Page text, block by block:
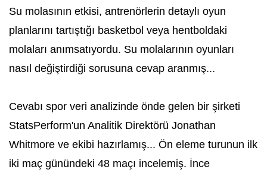
Su molasının etkisi, antrenörlerin detaylı oyun
planlarını tartıştığı basketbol veya hentboldaki
molaları anımsatıyordu. Su molalarının oyunları
nasıl değiştirdiği sorusuna cevap aranmış...
Cevabı spor veri analizinde önde gelen bir şirketi
StatsPerform'un Analitik Direktörü Jonathan
Whitmore ve ekibi hazırlamış... Ön eleme turunun ilk
iki maç günündeki 48 maçı incelemiş. İnce